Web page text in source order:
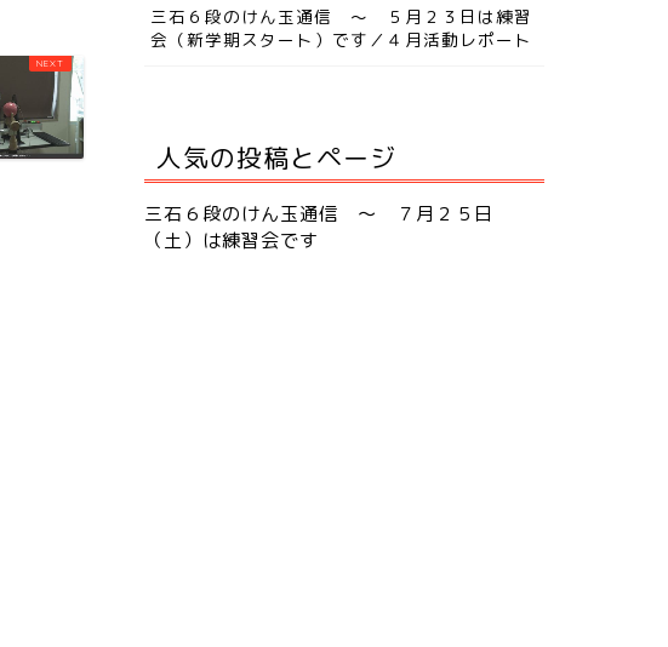
三石６段のけん玉通信 ～ ５月２３日は練習
会（新学期スタート）です／４月活動レポート
人気の投稿とページ
三石６段のけん玉通信 ～ ７月２５日
（土）は練習会です